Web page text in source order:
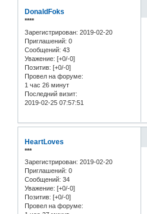
DonaldFoks
****
Зарегистрирован: 2019-02-20
Приглашений: 0
Сообщений: 43
Уважение: [+0/-0]
Позитив: [+0/-0]
Провел на форуме:
1 час 26 минут
Последний визит:
2019-02-25 07:57:51
HeartLoves
***
Зарегистрирован: 2019-02-20
Приглашений: 0
Сообщений: 34
Уважение: [+0/-0]
Позитив: [+0/-0]
Провел на форуме: